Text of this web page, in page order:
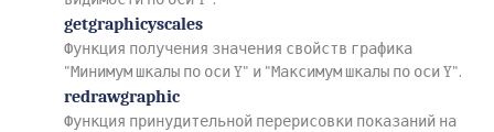
getgraphicyscales
Функция получения значения свойств графика
"Минимум шкалы по оси Y" и "Максимум шкалы по оси Y".
redrawgraphic
Функция принудительной перерисовки показаний на